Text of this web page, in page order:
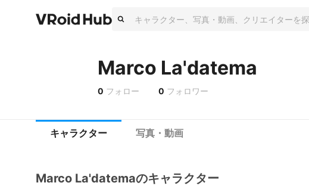
Marco La'datema
0 フォロー 0 フォロワー
キャラクター 写真・動画
Marco La'datemaのキャラクター